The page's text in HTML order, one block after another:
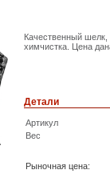
Качественный
химчистка. Цена
Детали
Артикул
Вес
Рыночная цена: